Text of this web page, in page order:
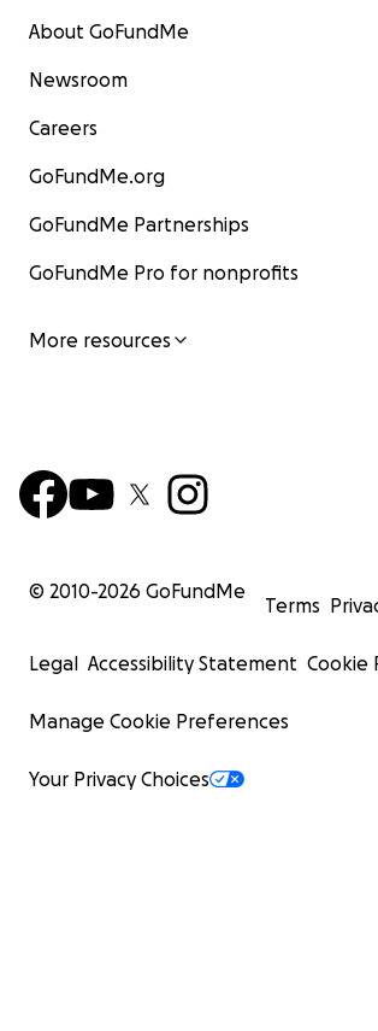
About GoFundMe
Newsroom
Careers
GoFundMe.org
GoFundMe Partnerships
GoFundMe Pro for nonprofits
More resources
© 2010-2026 GoFundMe
Terms
Legal Accessibility Statement Cookie
Manage Cookie Preferences
Your Privacy Choices